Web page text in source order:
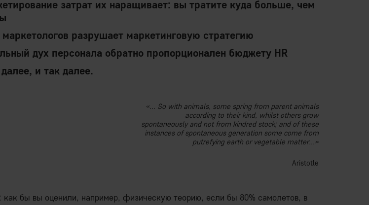
затрат их наращивает: вы тратите куда больше, чем
разрушает маркетинговую стратегию
дух персонала обратно пропорционален бюджету HR
и так далее.
«... So with animals, some spring from parent animals
according to their kind, whilst others grow
spontaneously and not from kindred stock; and of these
instances of spontaneous generation some come from
putrefying earth or vegetable matter...»
Aristotle
как бы вы оценили, например, физическую теорию, если бы 80% самолетов, в